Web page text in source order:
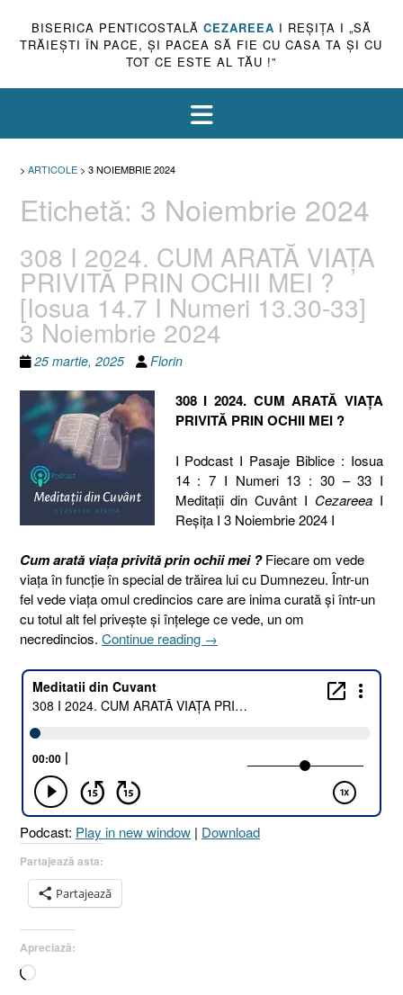
BISERICA PENTICOSTALĂ CEZAREEA I REŞIŢA I „SĂ
TRĂIEŞTI ÎN PACE, ŞI PACEA SĂ FIE CU CASA TA ŞI CU
TOT CE ESTE AL TĂU !”
> ARTICOLE > 3 NOIEMBRIE 2024
Etichetă: 3 Noiembrie 2024
308 I 2024. CUM ARATĂ VIAȚA
PRIVITĂ PRIN OCHII MEI ?
[Iosua 14.7 I Numeri 13.30-33]
3 Noiembrie 2024
25 martie, 2025 Florin
308 I 2024. CUM ARATĂ VIAȚA
PRIVITĂ PRIN OCHII MEI ?
I Podcast I Pasaje Biblice : Iosua
14 : 7 I Numeri 13 : 30 – 33 I
Meditaţii din Cuvânt I Cezareea I
Reşiţa I 3 Noiembrie 2024 I
Cum arată viața privită prin ochii mei ?Fiecare om vede
viața în funcție în special de trăirea lui cu Dumnezeu. Într-un
fel vede viața omul credincios care are inima curată și într-un
cu totul alt fel privește și înțelege ce vede, un om
necredincios. Continue reading „308
2024.
CUM
ARATĂ
MEI
?
→
Podcast: Play in new window | Download
Partajează asta:
Partajează
Apreciază:
Încarc...